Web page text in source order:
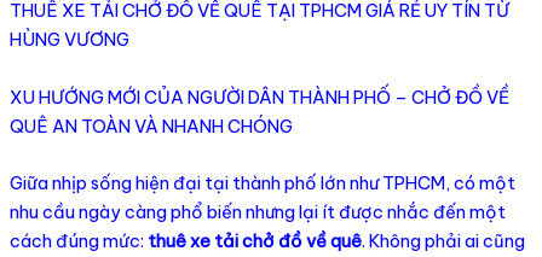
THUÊ XE TẢI CHỞ ĐỒ VỀ QUÊ TẠI TPHCM GIÁ RẺ UY TÍN TỪ
HÙNG VƯƠNG
XU HƯỚNG MỚI CỦA NGƯỜI DÂN THÀNH PHỐ – CHỞ ĐỒ VỀ
QUÊ AN TOÀN VÀ NHANH CHÓNG
Giữa nhịp sống hiện đại tại thành phố lớn như TPHCM, có một
nhu cầu ngày càng phổ biến nhưng lại ít được nhắc đến một
cách đúng mức: thuê xe tải chở đồ về quê. Không phải ai cũng